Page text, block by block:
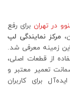
در تهران برای رفع
مرکز نمایندگی لپ
این زمینه معرفی شد.
از قطعات اصلی،
تعمیر معتبر و
برای کاربران